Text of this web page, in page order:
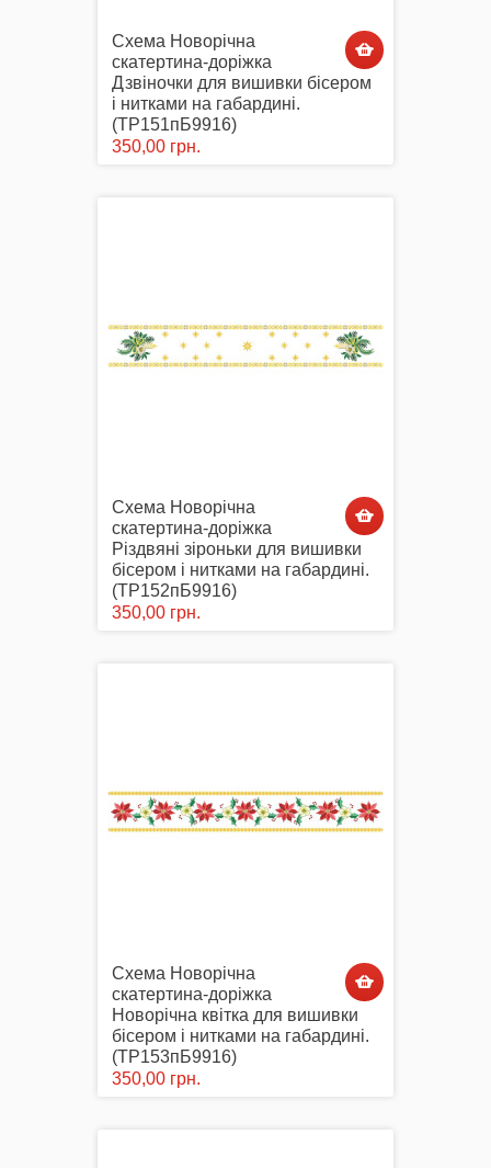
Великодні рушники з принтом
Подарункові сертифікати
Схема Новорічна
скатертина-доріжка
Дзвіночки для вишивки бісером
і нитками на габардині.
(ТР151пБ9916)
350,00 грн.
Схема Новорічна
скатертина-доріжка
Різдвяні зіроньки для вишивки
бісером і нитками на габардині.
(ТР152пБ9916)
350,00 грн.
Схема Новорічна
скатертина-доріжка
Новорічна квітка для вишивки
бісером і нитками на габардині.
(ТР153пБ9916)
350,00 грн.